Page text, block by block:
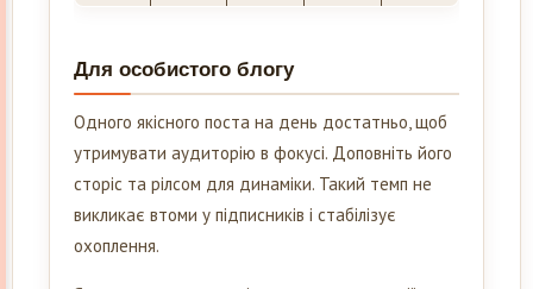
Для особистого блогу
Одного якісного поста на день достатньо, щоб
утримувати аудиторію в фокусі. Доповніть його
сторіс та рілсом для динаміки. Такий темп не
викликає втоми у підписників і стабілізує
охоплення.